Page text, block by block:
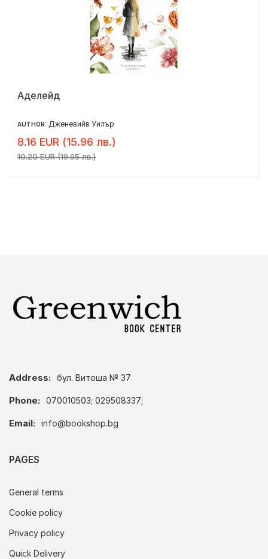
Аделейд
AUTHOR: Дженевийв Уилър
8.16 EUR (15.96 лв.)
10.20 EUR (19.95 лв.)
Address: бул. Витоша № 37
Phone: 070010503; 029508337;
Email: info@bookshop.bg
PAGES
General terms
Cookie policy
Privacy policy
Quick Delivery